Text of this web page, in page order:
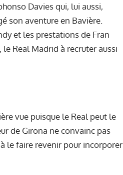
Davies qui, lui aussi,
son aventure en Bavière.
et les prestations de Fran
Real Madrid à recruter aussi
vue puisque le Real peut le
de Girona ne convainc pas
le faire revenir pour incorporer